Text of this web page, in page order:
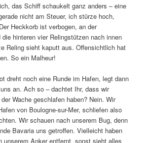
das Schiff schaukelt ganz anders – eine
nicht am Steuer, ich stürze hoch,
Heckkorb ist verbogen, an der
hinteren vier Relingstützen nach innen
Reling sieht kaputt aus. Offensichtlich hat
So ein Malheur!
dreht noch eine Runde im Hafen, legt dann
an. Ach so – dachtet Ihr, dass wir
Wache geschlafen haben? Nein. Wir
von Boulogne-sur-Mer, schliefen also
Wir schauen nach unserem Bug, denn
Bavaria uns getroffen. Vielleicht haben
unserem Anker entfernt, sonst sieht alles